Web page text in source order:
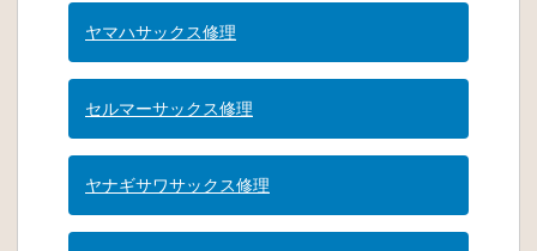
ヤマハサックス修理
セルマーサックス修理
ヤナギサワサックス修理